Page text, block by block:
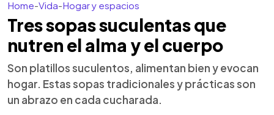
Home-Vida-Hogar y espacios
Tres sopas suculentas que
nutren el alma y el cuerpo
Son platillos suculentos, alimentan bien y evocan
hogar. Estas sopas tradicionales y prácticas son
un abrazo en cada cucharada.